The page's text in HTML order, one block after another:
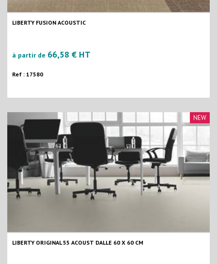
LIBERTY FUSION ACOUSTIC
à partir de 66,58 € HT
Ref : 17580
LIBERTY ORIGINAL 55 ACOUST DALLE 60 X 60 CM
NEW